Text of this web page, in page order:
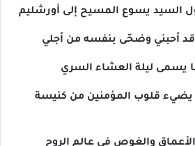
السيد يسوع المسيح إلى أورشليم
أحبني وضحّى بنفسه من أجلي
يسمى ليلة العشاء السري
يضيء قلوب المؤمنين من كنيسة
الأعماق والغوص في عالم الروح